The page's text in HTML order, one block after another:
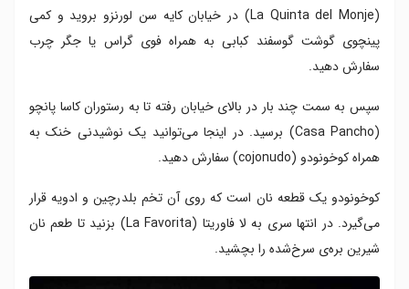
(La Quinta del Monje) در خیابان کایه سن لورنزو بروید و کمی
پینچوی گوشت گوسفند کبابی به همراه فوی گراس یا جگر چرب
سفارش دهید.
سپس به سمت چند بار در بالای خیابان رفته تا به رستوران کاسا پانچو
(Casa Pancho) برسید. در اینجا می‌توانید یک نوشیدنی خنک به
همراه کوخونودو (cojonudo) سفارش دهید.
کوخونودو یک قطعه نان است که روی آن تخم بلدرچین و ادویه قرار
می‌گیرد. در انتها سری به لا فاوریتا (La Favorita) بزنید تا طعم نان
شیرین بره‌ی سرخ‌شده را بچشید.